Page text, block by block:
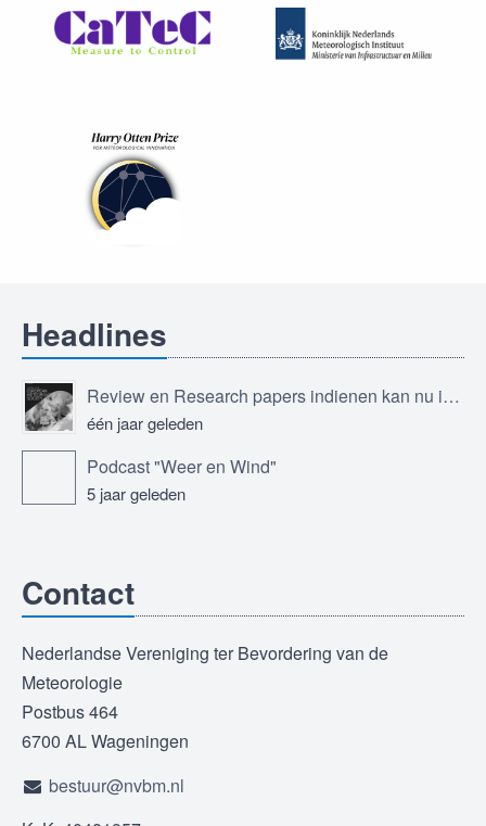
Headlines
Review en Research papers indienen kan nu in Journal of the European Meteorological Society
één jaar geleden
Podcast "Weer en Wind"
5 jaar geleden
Contact
Nederlandse Vereniging ter Bevordering van de
Meteorologie
Postbus 464
6700 AL Wageningen
bestuur@nvbm.nl